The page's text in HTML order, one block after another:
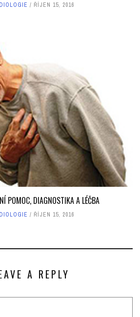
ŘÍJEN 15, 2016
POMOC, DIAGNOSTIKA A LÉČBA
ŘÍJEN 15, 2016
A REPLY